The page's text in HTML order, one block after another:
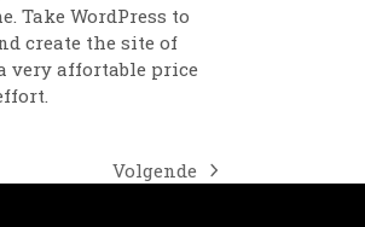
Take WordPress to
create the site of
very affortable price
next
Volgende